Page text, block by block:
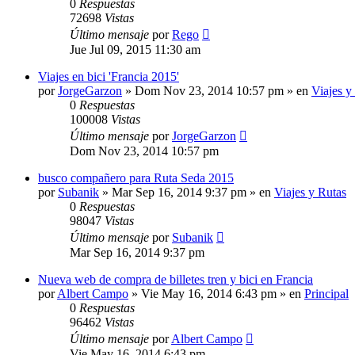
0 Respuestas
72698 Vistas
Último mensaje porRego
Jue Jul 09, 2015 11:30 am
Viajes en bici 'Francia 2015'
porJorgeGarzon » Dom Nov 23, 2014 10:57 pm » en Viajes y
0 Respuestas
100008 Vistas
Último mensaje porJorgeGarzon
Dom Nov 23, 2014 10:57 pm
busco compañero para Ruta Seda 2015
por Subanik » Mar Sep 16, 2014 9:37 pm » en Viajes y Rutas
0 Respuestas
98047 Vistas
Último mensaje por Subanik
Mar Sep 16, 2014 9:37 pm
Nueva web de compra de billetes tren y bici en Francia
porAlbert Campo » Vie May 16, 2014 6:43 pm » en Principal
0 Respuestas
96462 Vistas
Último mensaje porAlbert Campo